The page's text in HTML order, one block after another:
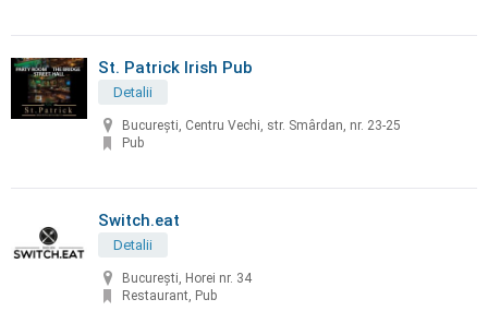
St. Patrick Irish Pub
Detalii
București, Centru Vechi, str. Smârdan, nr. 23-25
Pub
Switch.eat
Detalii
București, Horei nr. 34
Restaurant, Pub